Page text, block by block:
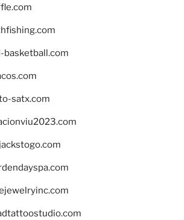
basketball.com
satx.com